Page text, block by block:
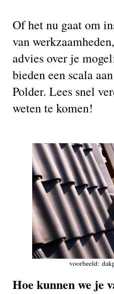
Of het nu gaat om
van
advies over je
bieden een scala
Polder. Lees snel
weten te komen!
voorbeeld:
Hoe kunnen we je